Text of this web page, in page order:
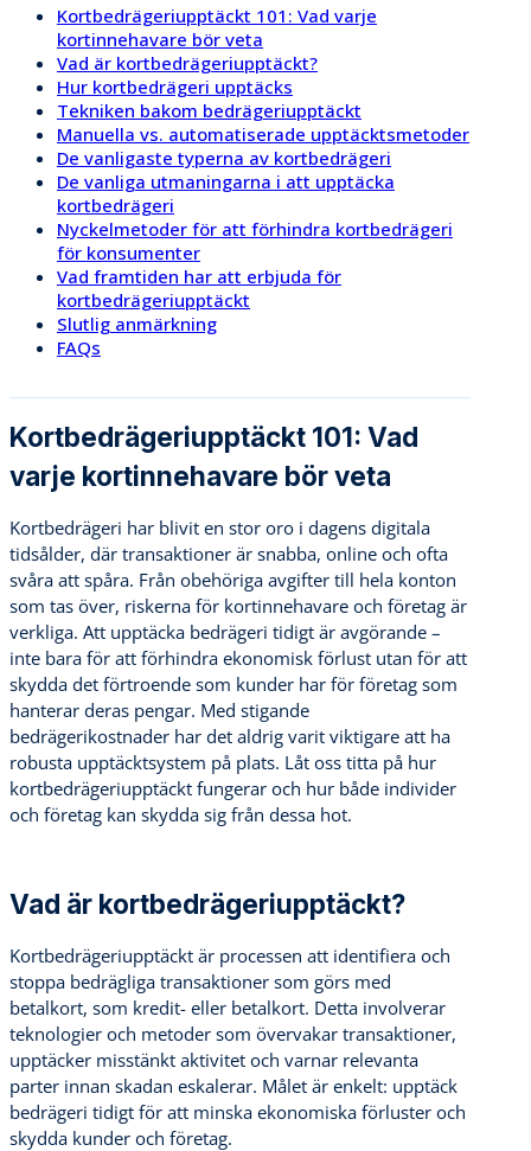
Kortbedrägeriupptäckt 101: Vad varje
kortinnehavare bör veta
Vad är kortbedrägeriupptäckt?
Hur kortbedrägeri upptäcks
Tekniken bakom bedrägeriupptäckt
Manuella vs. automatiserade upptäcktsmetoder
De vanligaste typerna av kortbedrägeri
De vanliga utmaningarna i att upptäcka
kortbedrägeri
Nyckelmetoder för att förhindra kortbedrägeri
för konsumenter
Vad framtiden har att erbjuda för
kortbedrägeriupptäckt
Slutlig anmärkning
FAQs
Kortbedrägeriupptäckt 101: Vad
varje kortinnehavare bör veta
Kortbedrägeri har blivit en stor oro i dagens digitala
tidsålder, där transaktioner är snabba, online och ofta
svåra att spåra. Från obehöriga avgifter till hela konton
som tas över, riskerna för kortinnehavare och företag är
verkliga. Att upptäcka bedrägeri tidigt är avgörande –
inte bara för att förhindra ekonomisk förlust utan för att
skydda det förtroende som kunder har för företag som
hanterar deras pengar. Med stigande
bedrägerikostnader har det aldrig varit viktigare att ha
robusta upptäcktsystem på plats. Låt oss titta på hur
kortbedrägeriupptäckt fungerar och hur både individer
och företag kan skydda sig från dessa hot.
Vad är kortbedrägeriupptäckt?
Kortbedrägeriupptäckt är processen att identifiera och
stoppa bedrägliga transaktioner som görs med
betalkort, som kredit- eller betalkort. Detta involverar
teknologier och metoder som övervakar transaktioner,
upptäcker misstänkt aktivitet och varnar relevanta
parter innan skadan eskalerar. Målet är enkelt: upptäck
bedrägeri tidigt för att minska ekonomiska förluster och
skydda kunder och företag.